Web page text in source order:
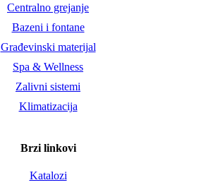
Centralno grejanje
Bazeni i fontane
Građevinski materijal
Spa & Wellness
Zalivni sistemi
Klimatizacija
Brzi linkovi
Katalozi